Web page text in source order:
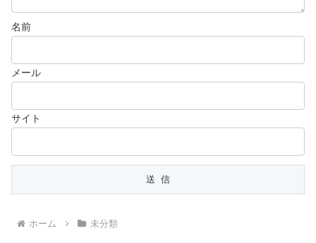
名前
メール
サイト
ホーム 未分類